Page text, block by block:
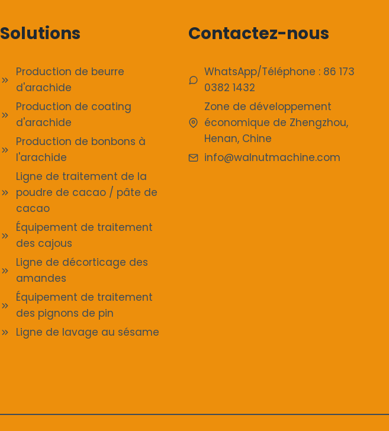
Solutions
Production de beurre
d'arachide
Production de coating
d'arachide
Production de bonbons à
l'arachide
Ligne de traitement de la
poudre de cacao / pâte de
cacao
Équipement de traitement
des cajous
Ligne de décorticage des
amandes
Équipement de traitement
des pignons de pin
Ligne de lavage au sésame
Contactez-nous
WhatsApp/Téléphone : 86 173
0382 1432
Zone de développement
économique de Zhengzhou,
Henan, Chine
info@walnutmachine.com